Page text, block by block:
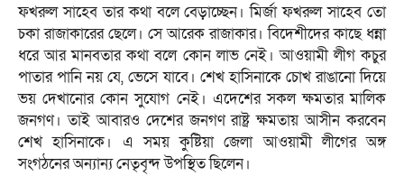
ফখরুল সাহেব তার কথা বলে বেড়াচ্ছেন। মির্জা ফখরুল সাহেব তো
চকা রাজাকারের ছেলে। সে আরেক রাজাকার। বিদেশীদের কাছে ধন্না
ধরে আর মানবতার কথা বলে কোন লাভ নেই। আওয়ামী লীগ কচুর
পাতার পানি নয় যে, ভেসে যাবে। শেখ হাসিনাকে চোখ রাঙানো দিয়ে
ভয় দেখানোর কোন সুযোগ নেই। এদেশের সকল ক্ষমতার মালিক
জনগণ। তাই আবারও দেশের জনগণ রাষ্ট্র ক্ষমতায় আসীন করবেন
শেখ হাসিনাকে। এ সময় কুষ্টিয়া জেলা আওয়ামী লীগের অঙ্গ
সংগঠনের অন্যান্য নেতৃবৃন্দ উপস্থিত ছিলেন।